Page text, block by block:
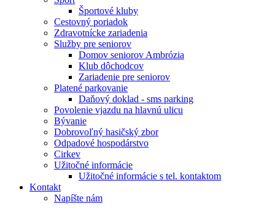
Športové kluby
Cestovný poriadok
Zdravotnícke zariadenia
Služby pre seniorov
Domov seniorov Ambrózia
Klub dôchodcov
Zariadenie pre seniorov
Platené parkovanie
Daňový doklad - sms parking
Povolenie vjazdu na hlavnú ulicu
Bývanie
Dobrovoľný hasičský zbor
Odpadové hospodárstvo
Cirkev
Užitočné informácie
Užitočné informácie s tel. kontaktom
Kontakt
Napíšte nám